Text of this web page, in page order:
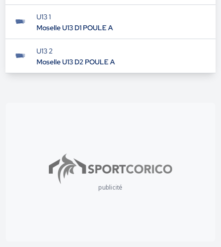
U13 1
Moselle U13 D1 POULE A
U13 2
Moselle U13 D2 POULE A
publicité